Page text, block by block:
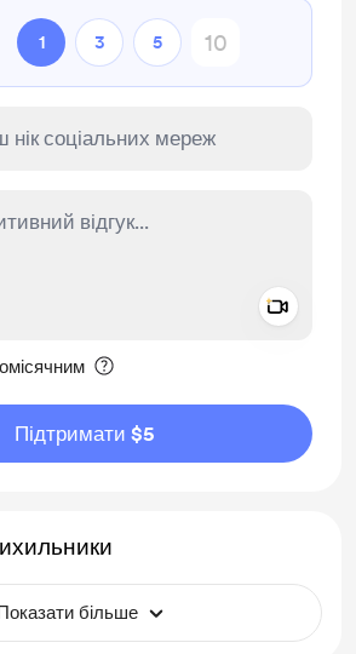
1 3 5
Підтримати $5
більше